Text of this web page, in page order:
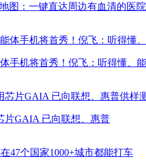
图：一键直达周边有血清的医院
手机将首秀！倪飞：听得懂、能
片GAIA 已向联想、惠普